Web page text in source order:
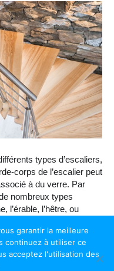
types d’escaliers,
corps de l’escalier peut
à du verre. Par
nombreux types
l’érable, l’hêtre, ou
garantir la meilleure
continuez à utiliser ce
acceptez l'utilisation des